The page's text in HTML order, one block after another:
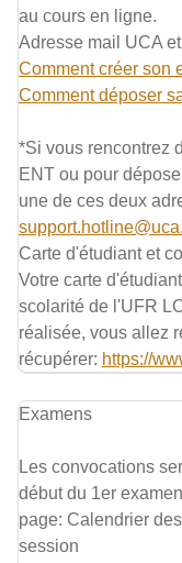
au cours en ligne.
Adresse mail UCA
Comment créer son
Comment déposer
*Si vous rencontrez
ENT ou pour
une de ces deux
Carte d'étudiant et
Votre carte
scolarité de l'UFR
réalisée, vous allez
récupérer: https://
Examens
Les convocations
début du 1er
page: Calendrier
session